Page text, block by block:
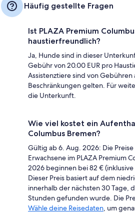
Häufig gestellte Fragen
Ist PLAZA Premium
haustierfreundlich?
Ja, Hunde sind in dieser
Gebühr von 20.00 EUR pro
Assistenztiere sind von
Beschränkungen gelten. Für
die Unterkunft.
Wie viel kostet ein
Columbus Bremen?
Gültig ab 6. Aug. 2026: Die
Erwachsene im PLAZA Premium
2026 beginnen bei 82 €
Dieser Preis basiert auf dem
innerhalb der nächsten 30 Tage,
Stunden gefunden wurde. Die
Wähle deine Reisedaten, um